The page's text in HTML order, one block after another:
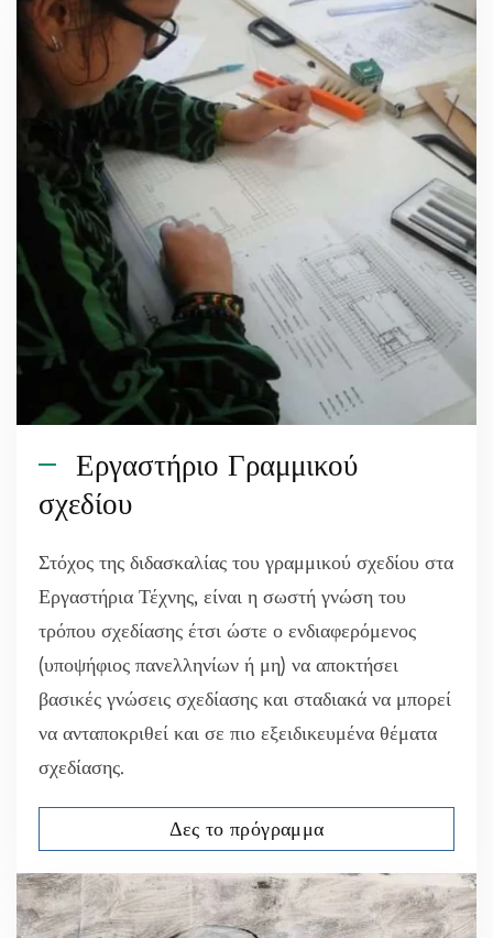
Εργαστήριο Γραμμικού
σχεδίου
Στόχος της διδασκαλίας του γραμμικού σχεδίου στα
Εργαστήρια Τέχνης, είναι η σωστή γνώση του
τρόπου σχεδίασης έτσι ώστε ο ενδιαφερόμενος
(υποψήφιος πανελληνίων ή μη) να αποκτήσει
βασικές γνώσεις σχεδίασης και σταδιακά να μπορεί
να ανταποκριθεί και σε πιο εξειδικευμένα θέματα
σχεδίασης.
Δες το πρόγραμμα